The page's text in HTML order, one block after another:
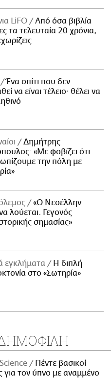
LiFO
Από όσα βιβλία
τα τελευταία 20 χρόνια,
Ένα σπίτι που δεν
να είναι τέλειο· θέλει να
Δημήτρης
«Με φοβίζει ότι
την πόλη με
«Ο Νεοέλλην
λούεται. Γεγονός
σημασίας»
εγκλήματα
Η διπλή
στο «Σωτηρία»
Πέντε βασικοί
για τον ύπνο με αναμμένο